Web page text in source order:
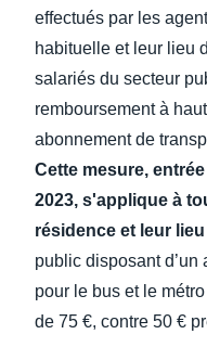
effectués par les
habituelle et leur lieu
salariés du secteur
remboursement à
abonnement de
Cette mesure,
2023, s'applique à
résidence et leur
public disposant
pour le bus et le
de 75 €, contre 50 €